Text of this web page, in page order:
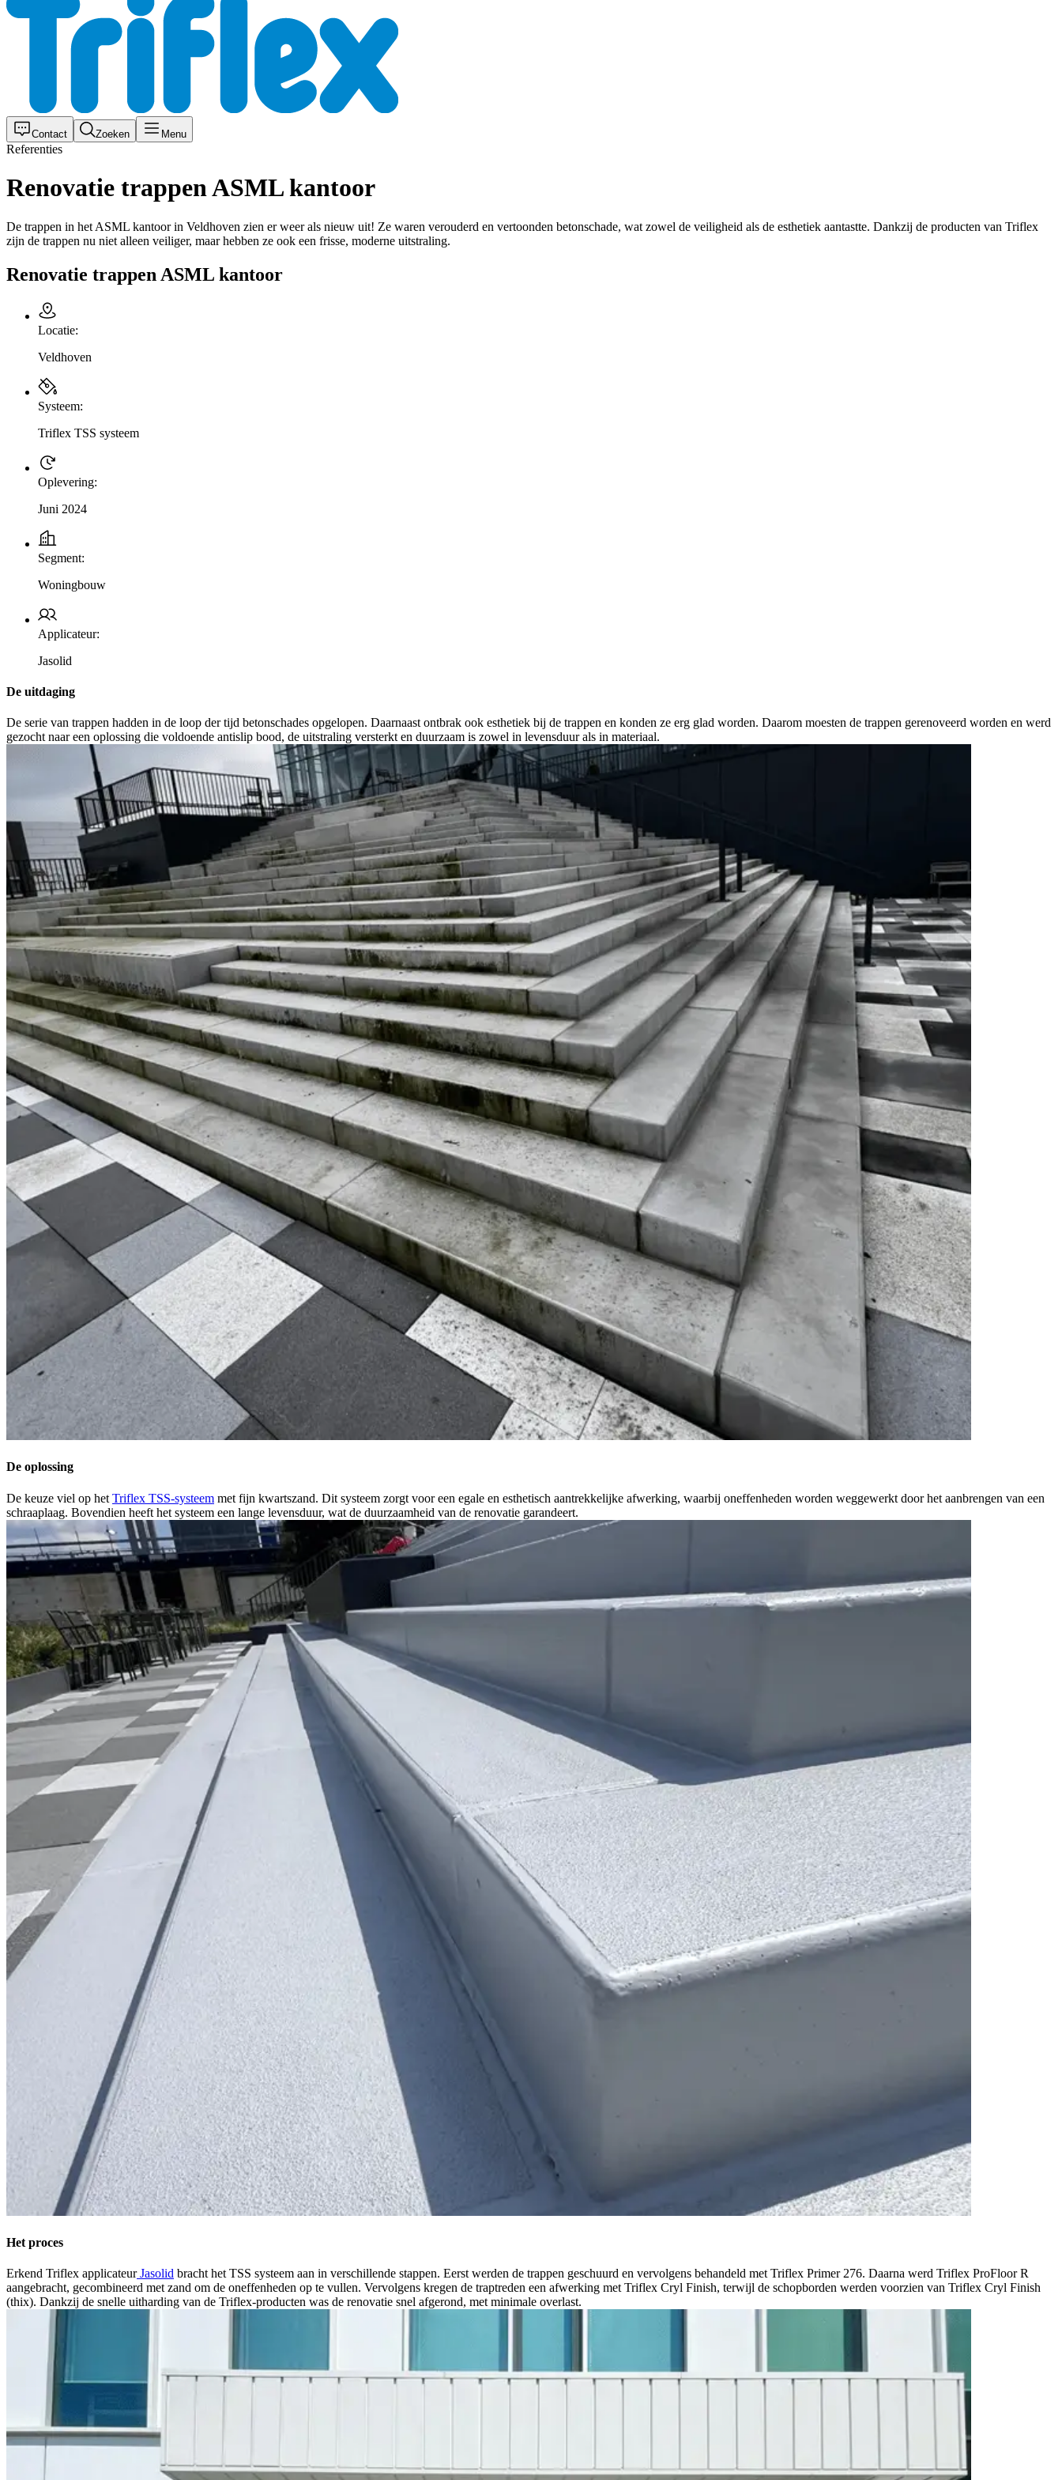
Contact Zoeken Menu
Referenties
Renovatie trappen ASML kantoor
De trappen in het ASML kantoor in Veldhoven zien er weer als nieuw uit! Ze waren verouderd en vertoonden betonschade, wat zowel de veiligheid als de esthetiek aantastte. Dankzij de producten van Triflex
zijn de trappen nu niet alleen veiliger, maar hebben ze ook een frisse, moderne uitstraling.
Renovatie trappen ASML kantoor
Locatie:
Veldhoven
Systeem:
Triflex TSS systeem
Oplevering:
Juni 2024
Segment:
Woningbouw
Applicateur:
Jasolid
De uitdaging
De serie van trappen hadden in de loop der tijd betonschades opgelopen. Daarnaast ontbrak ook esthetiek bij de trappen en konden ze erg glad worden. Daarom moesten de trappen gerenoveerd worden en werd
gezocht naar een oplossing die voldoende antislip bood, de uitstraling versterkt en duurzaam is zowel in levensduur als in materiaal.
De oplossing
De keuze viel op het Triflex TSS-systeem met fijn kwartszand. Dit systeem zorgt voor een egale en esthetisch aantrekkelijke afwerking, waarbij oneffenheden worden weggewerkt door het aanbrengen van een
schraaplaag. Bovendien heeft het systeem een lange levensduur, wat de duurzaamheid van de renovatie garandeert.
Het proces
Erkend Triflex applicateurJasolid bracht het TSS systeem aan in verschillende stappen. Eerst werden de trappen geschuurd en vervolgens behandeld met Triflex Primer 276. Daarna werd Triflex ProFloor R
aangebracht, gecombineerd met zand om de oneffenheden op te vullen. Vervolgens kregen de traptreden een afwerking met Triflex Cryl Finish, terwijl de schopborden werden voorzien van Triflex Cryl Finish
(thix). Dankzij de snelle uitharding van de Triflex-producten was de renovatie snel afgerond, met minimale overlast.